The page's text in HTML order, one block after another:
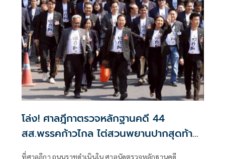
โล่ง! ศาลฎีกาตรวจหลักฐานคดี 44
สส.พรรคก้าวไกล ไต่สวนพยานปากสุดท้าย
18 พ.ค.ปีหน้าก่อนนัดตัดสิน
ที่ศาลฎีกา ถนนราชดำเนินใน ศาลนัดตรวจหลักฐานคดี